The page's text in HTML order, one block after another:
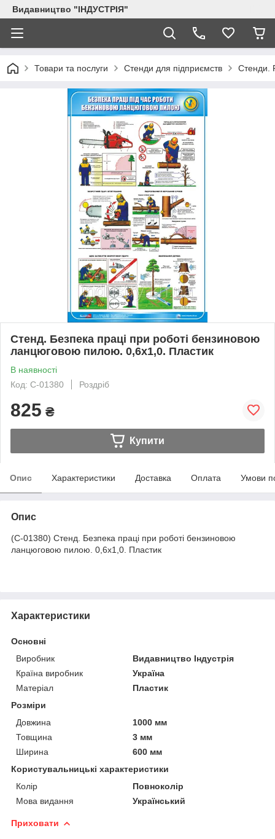
Видавництво "ІНДУСТРІЯ"
Товари та послуги Стенди для підприємств Стенди.
Стенд. Безпека праці при роботі бензиновою
ланцюговою пилою. 0,6х1,0. Пластик
В наявності
Код: С-01380
Роздріб
825 ₴
Купити
Опис Характеристики Доставка Оплата Умови
Опис
(С-01380) Стенд. Безпека праці при роботі бензиновою
ланцюговою пилою. 0,6х1,0. Пластик
Характеристики
Основні
Виробник
Видавництво Індустрія
Країна виробник
Україна
Матеріал
Пластик
Розміри
Довжина
1000 мм
Товщина
3 мм
Ширина
600 мм
Користувальницькі характеристики
Колір
Повноколір
Мова видання
Український
Приховати